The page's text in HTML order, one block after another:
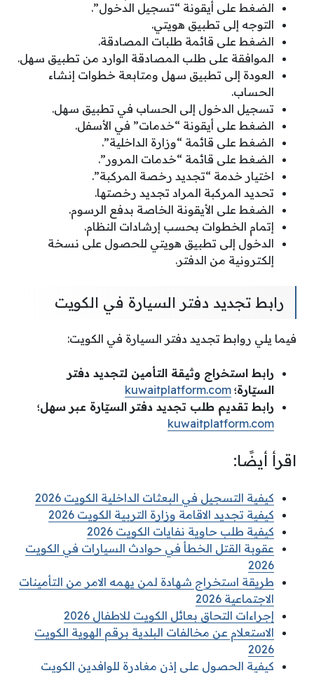
الضغط على أيقونة “تسجيل الدخول”.
التوجه إلى تطبيق هويتي.
الضغط على قائمة طلبات المصادقة.
الموافقة على طلب المصادقة الوارد من تطبيق سهل.
العودة إلى تطبيق سهل ومتابعة خطوات إنشاء
الحساب.
تسجيل الدخول إلى الحساب في تطبيق سهل.
الضغط على أيقونة “خدمات” في الأسفل.
الضغط على قائمة “وزارة الداخلية”.
الضغط على قائمة “خدمات المرور”.
اختيار خدمة “تجديد رخصة المركبة”.
تحديد المركبة المراد تجديد رخصتها.
الضغط على الأيقونة الخاصة بدفع الرسوم.
إتمام الخطوات بحسب إرشادات النظام.
الدخول إلى تطبيق هويتي للحصول على نسخة
إلكترونية من الدفتر.
رابط تجديد دفتر السيارة في الكويت
فيما يلي روابط تجديد دفتر السيارة في الكويت:
رابط استخراج وثيقة التأمين لتجديد دفتر
السيّارة؛ kuwaitplatform.com
رابط تقديم طلب تجديد دفتر السيّارة عبر سهل؛
kuwaitplatform.com
اقرأ أيضًا:
كيفية التسجيل في البعثات الداخلية الكويت 2026
كيفية تجديد الاقامة وزارة التربية الكويت 2026
كيفية طلب حاوية نفايات الكويت 2026
عقوبة القتل الخطأ في حوادث السيارات في الكويت
2026
طريقة استخراج شهادة لمن يهمه الامر من التأمينات
الاجتماعية 2026
إجراءات التحاق بعائل الكويت للاطفال 2026
الاستعلام عن مخالفات البلدية برقم الهوية الكويت
2026
كيفية الحصول على إذن مغادرة للوافدين الكويت